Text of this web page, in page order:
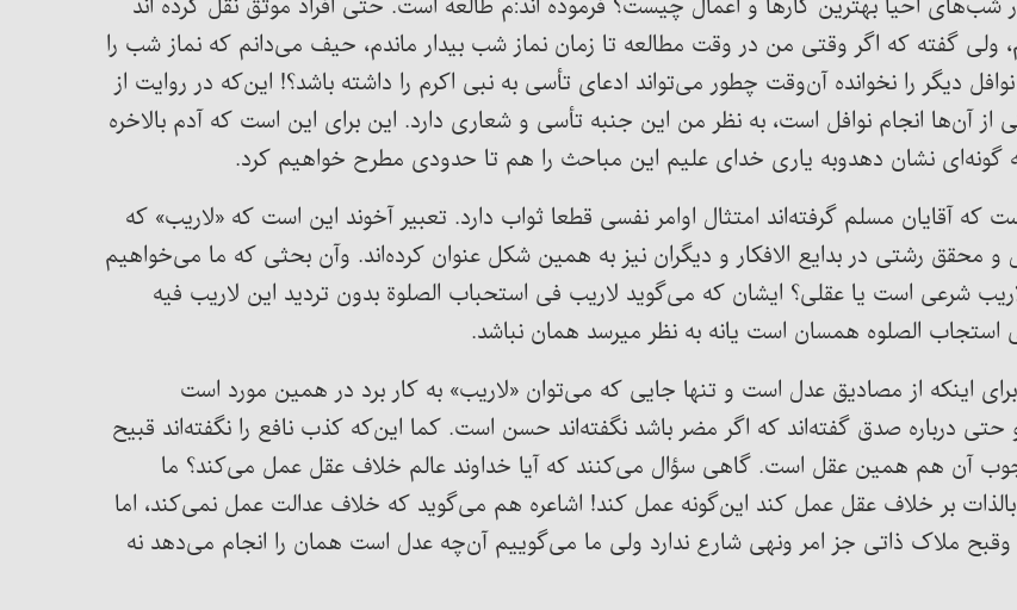
احیا بهترین کارها و اعمال چیست؟ فرموده اند:م طالعه است. حتی افراد موثق نقل کرده اند
ولی گفته که اگر وقتی من در وقت مطالعه تا زمان نماز شب بیدار ماندم، حیف می‌دانم که نماز شب را
دیگر را نخوانده آن‌وقت چطور می‌تواند ادعای تأسی به نبی اکرم را داشته باشد؟! این‌که در روایت از
آن‌ها انجام نوافل است، به نظر من این جنبه تأسی و شعاری دارد. این برای این است که آدم بالاخره
گونه‌ای نشان دهدوبه یاری خدای علیم این مباحث را هم تا حدودی مطرح خواهیم کرد.
آقایان مسلم گرفته‌اند امتثال اوامر نفسی قطعا ثواب دارد. تعبیر آخوند این است که «لاریب» که
رشتی در بدایع الافکار و دیگران نیز به همین شکل عنوان کرده‌اند. وآن بحثی که ما می‌خواهیم
شرعی است یا عقلی؟ ایشان که می‌گوید لاریب فی استحباب الصلوة بدون تردید این لاریب فیه
استجاب الصلوه همسان است یانه به نظر میرسد همان نباشد.
اینکه از مصادیق عدل است و تنها جایی که می‌توان «لاریب» به کار برد در همین مورد است
درباره صدق گفته‌اند که اگر مضر باشد نگفته‌اند حسن است. کما این‌که کذب نافع را نگفته‌اند قبیح
آن هم همین عقل است. گاهی سؤال می‌کنند که آیا خداوند عالم خلاف عقل عمل می‌کند؟ ما
بر خلاف عقل عمل کند این‌گونه عمل کند! اشاعره هم می‌گوید که خلاف عدالت عمل نمی‌کند، اما
ملاک ذاتی جز امر ونهی شارع ندارد ولی ما می‌گوییم آن‌چه عدل است همان را انجام می‌دهد نه